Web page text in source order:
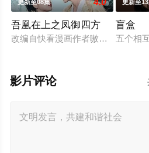
更新至08集 4.0
吾凰在上之凤御四方
改编自快看漫画作者嗷小泽的独家
更新至
盲盒
五个相
影片评论